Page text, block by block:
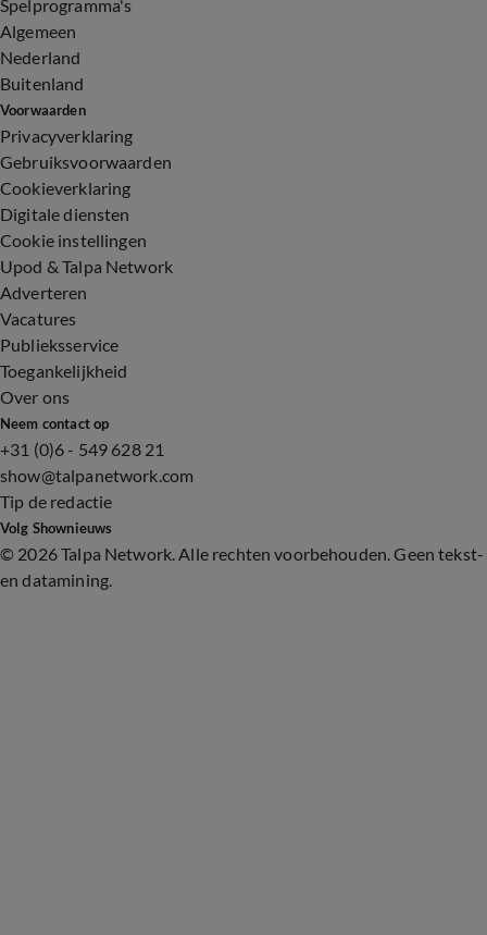
Spelprogramma's
Algemeen
Nederland
Buitenland
Voorwaarden
Privacyverklaring
Gebruiksvoorwaarden
Cookieverklaring
Digitale diensten
Cookie instellingen
Upod & Talpa Network
Adverteren
Vacatures
Publieksservice
Toegankelijkheid
Over ons
Neem contact op
+31 (0)6 - 549 628 21
show@talpanetwork.com
Tip de redactie
Volg Shownieuws
© 2026 Talpa Network. Alle rechten voorbehouden. Geen tekst-
en datamining.